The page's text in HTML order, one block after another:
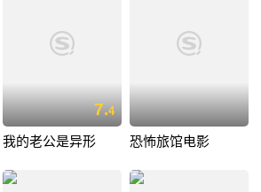
7.4
我的老公是异形 恐怖旅馆电影